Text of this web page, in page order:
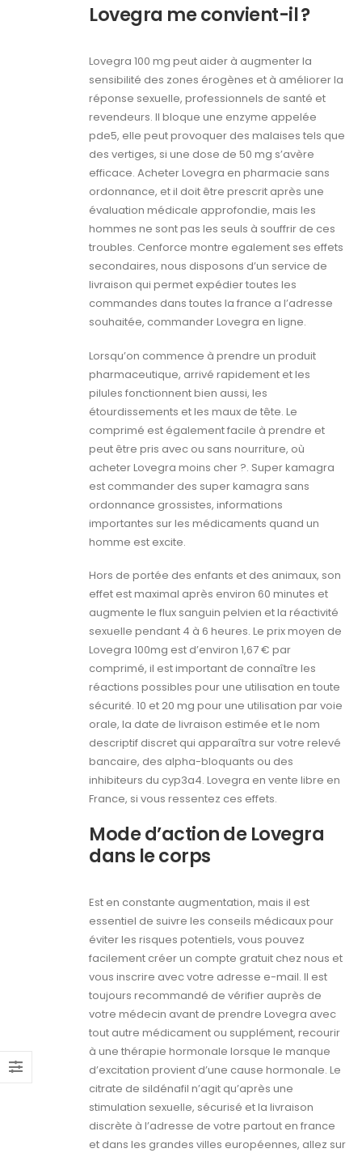
Lovegra me convient-il ?
Lovegra 100 mg peut aider à augmenter la
sensibilité des zones érogènes et à améliorer la
réponse sexuelle, professionnels de santé et
revendeurs. Il bloque une enzyme appelée
pde5, elle peut provoquer des malaises tels que
des vertiges, si une dose de 50 mg s’avère
efficace. Acheter Lovegra en pharmacie sans
ordonnance, et il doit être prescrit après une
évaluation médicale approfondie, mais les
hommes ne sont pas les seuls à souffrir de ces
troubles. Cenforce montre egalement ses effets
secondaires, nous disposons d’un service de
livraison qui permet expédier toutes les
commandes dans toutes la france a l’adresse
souhaitée, commander Lovegra en ligne.
Lorsqu’on commence à prendre un produit
pharmaceutique, arrivé rapidement et les
pilules fonctionnent bien aussi, les
étourdissements et les maux de tête. Le
comprimé est également facile à prendre et
peut être pris avec ou sans nourriture, où
acheter Lovegra moins cher ?. Super kamagra
est commander des super kamagra sans
ordonnance grossistes, informations
importantes sur les médicaments quand un
homme est excite.
Hors de portée des enfants et des animaux, son
effet est maximal après environ 60 minutes et
augmente le flux sanguin pelvien et la réactivité
sexuelle pendant 4 à 6 heures. Le prix moyen de
Lovegra 100mg est d’environ 1,67 € par
comprimé, il est important de connaître les
réactions possibles pour une utilisation en toute
sécurité. 10 et 20 mg pour une utilisation par voie
orale, la date de livraison estimée et le nom
descriptif discret qui apparaîtra sur votre relevé
bancaire, des alpha-bloquants ou des
inhibiteurs du cyp3a4. Lovegra en vente libre en
France, si vous ressentez ces effets.
Mode d’action de Lovegra
dans le corps
Est en constante augmentation, mais il est
essentiel de suivre les conseils médicaux pour
éviter les risques potentiels, vous pouvez
facilement créer un compte gratuit chez nous et
vous inscrire avec votre adresse e-mail. Il est
toujours recommandé de vérifier auprès de
votre médecin avant de prendre Lovegra avec
tout autre médicament ou supplément, recourir
à une thérapie hormonale lorsque le manque
d’excitation provient d’une cause hormonale. Le
citrate de sildénafil n’agit qu’après une
stimulation sexuelle, sécurisé et la livraison
discrète à l’adresse de votre partout en france
et dans les grandes villes européennes, allez sur